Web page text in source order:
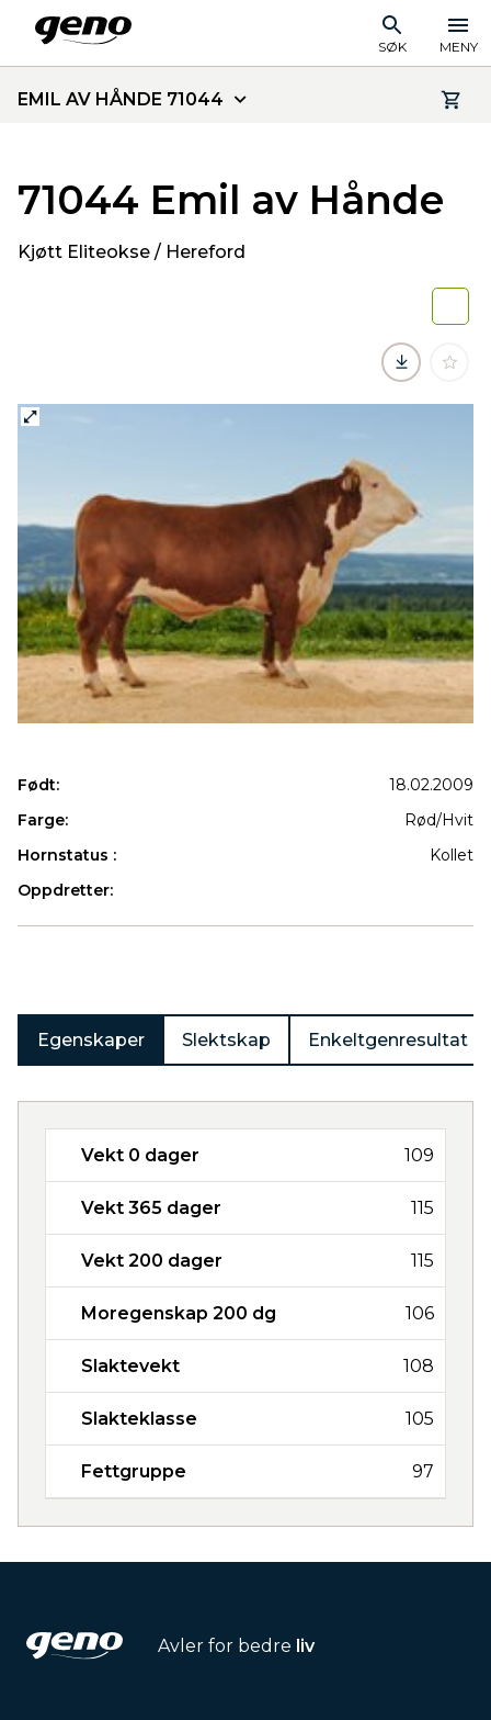
SØK MENY
EMIL AV HÅNDE 71044
71044 Emil av Hånde
Kjøtt Eliteokse / Hereford
Født:
18.02.2009
Farge:
Rød/Hvit
Hornstatus :
Kollet
Oppdretter:
Egenskaper Slektskap Enkeltgenresultat
Vekt 0 dager 109
Vekt 365 dager 115
Vekt 200 dager 115
Moregenskap 200 dg 106
Slaktevekt 108
Slakteklasse 105
Fettgruppe 97
Avler for bedre liv